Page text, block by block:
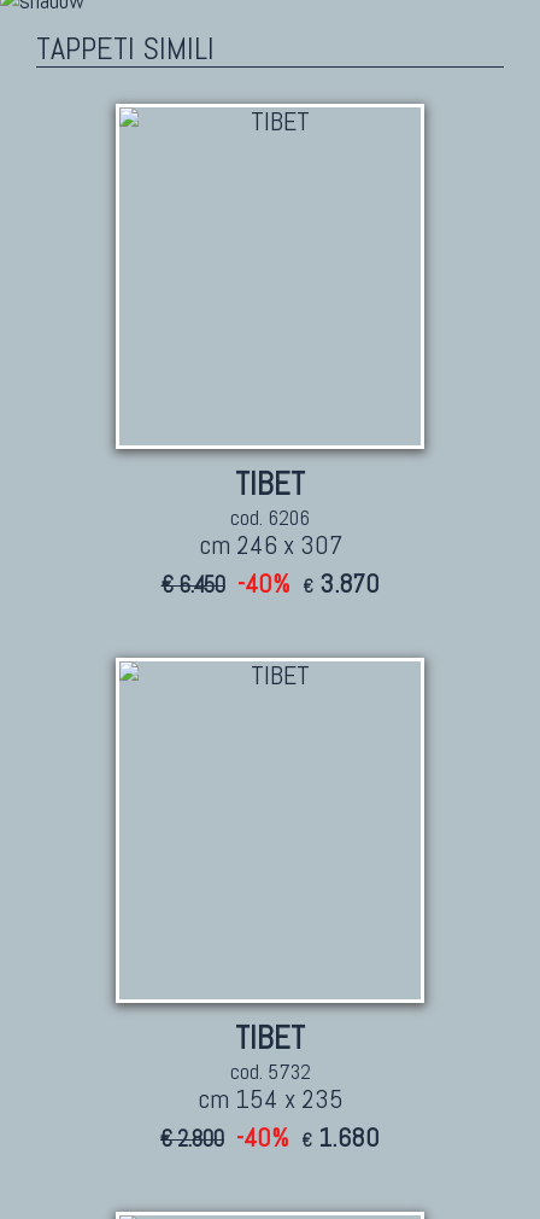
TAPPETI SIMILI
TIBET
cod. 6206
cm 246 x 307
€ 6.450 -40% € 3.870
TIBET
cod. 5732
cm 154 x 235
€ 2.800 -40% € 1.680